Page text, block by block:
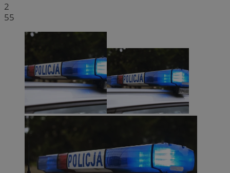
2
55